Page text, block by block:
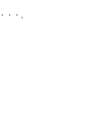
・・。